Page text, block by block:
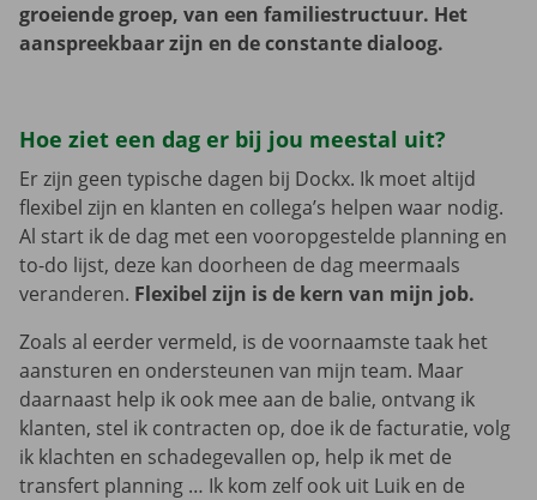
groeiende groep, van een familiestructuur. Het
aanspreekbaar zijn en de constante dialoog.
Hoe ziet een dag er bij jou meestal uit?
Er zijn geen typische dagen bij Dockx. Ik moet altijd
flexibel zijn en klanten en collega’s helpen waar nodig.
Al start ik de dag met een vooropgestelde planning en
to-do lijst, deze kan doorheen de dag meermaals
veranderen. Flexibel zijn is de kern van mijn job.
Zoals al eerder vermeld, is de voornaamste taak het
aansturen en ondersteunen van mijn team. Maar
daarnaast help ik ook mee aan de balie, ontvang ik
klanten, stel ik contracten op, doe ik de facturatie, volg
ik klachten en schadegevallen op, help ik met de
transfert planning … Ik kom zelf ook uit Luik en de